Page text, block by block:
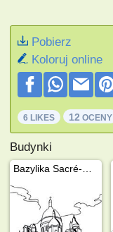
Pobierz
Koloruj online
6 LIKES 12 OCENY
Budynki